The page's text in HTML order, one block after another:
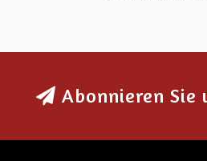
Abonnieren Sie